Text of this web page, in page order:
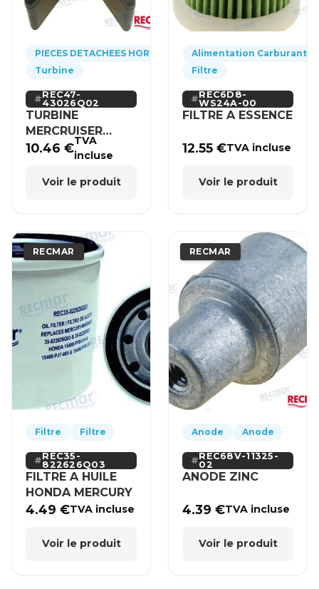
PIECES DETACHEES HORS-BORD
Turbine
REC47-
43026Q02
TURBINE
MERCRUISER
MERCURY BRP
10.46€TVA
incluse
Voir le produit
Alimentation Carburant
Filtre
REC6D8-
WS24A-00
FILTRE A ESSENCE
12.55€TVA incluse
Voir le produit
RECMAR
Filtre Filtre
REC35-
822626Q03
FILTRE A HUILE
HONDA MERCURY
4.49€TVA incluse
Voir le produit
RECMAR
Anode Anode
REC68V-11325-
02
ANODE ZINC
4.39€TVA incluse
Voir le produit